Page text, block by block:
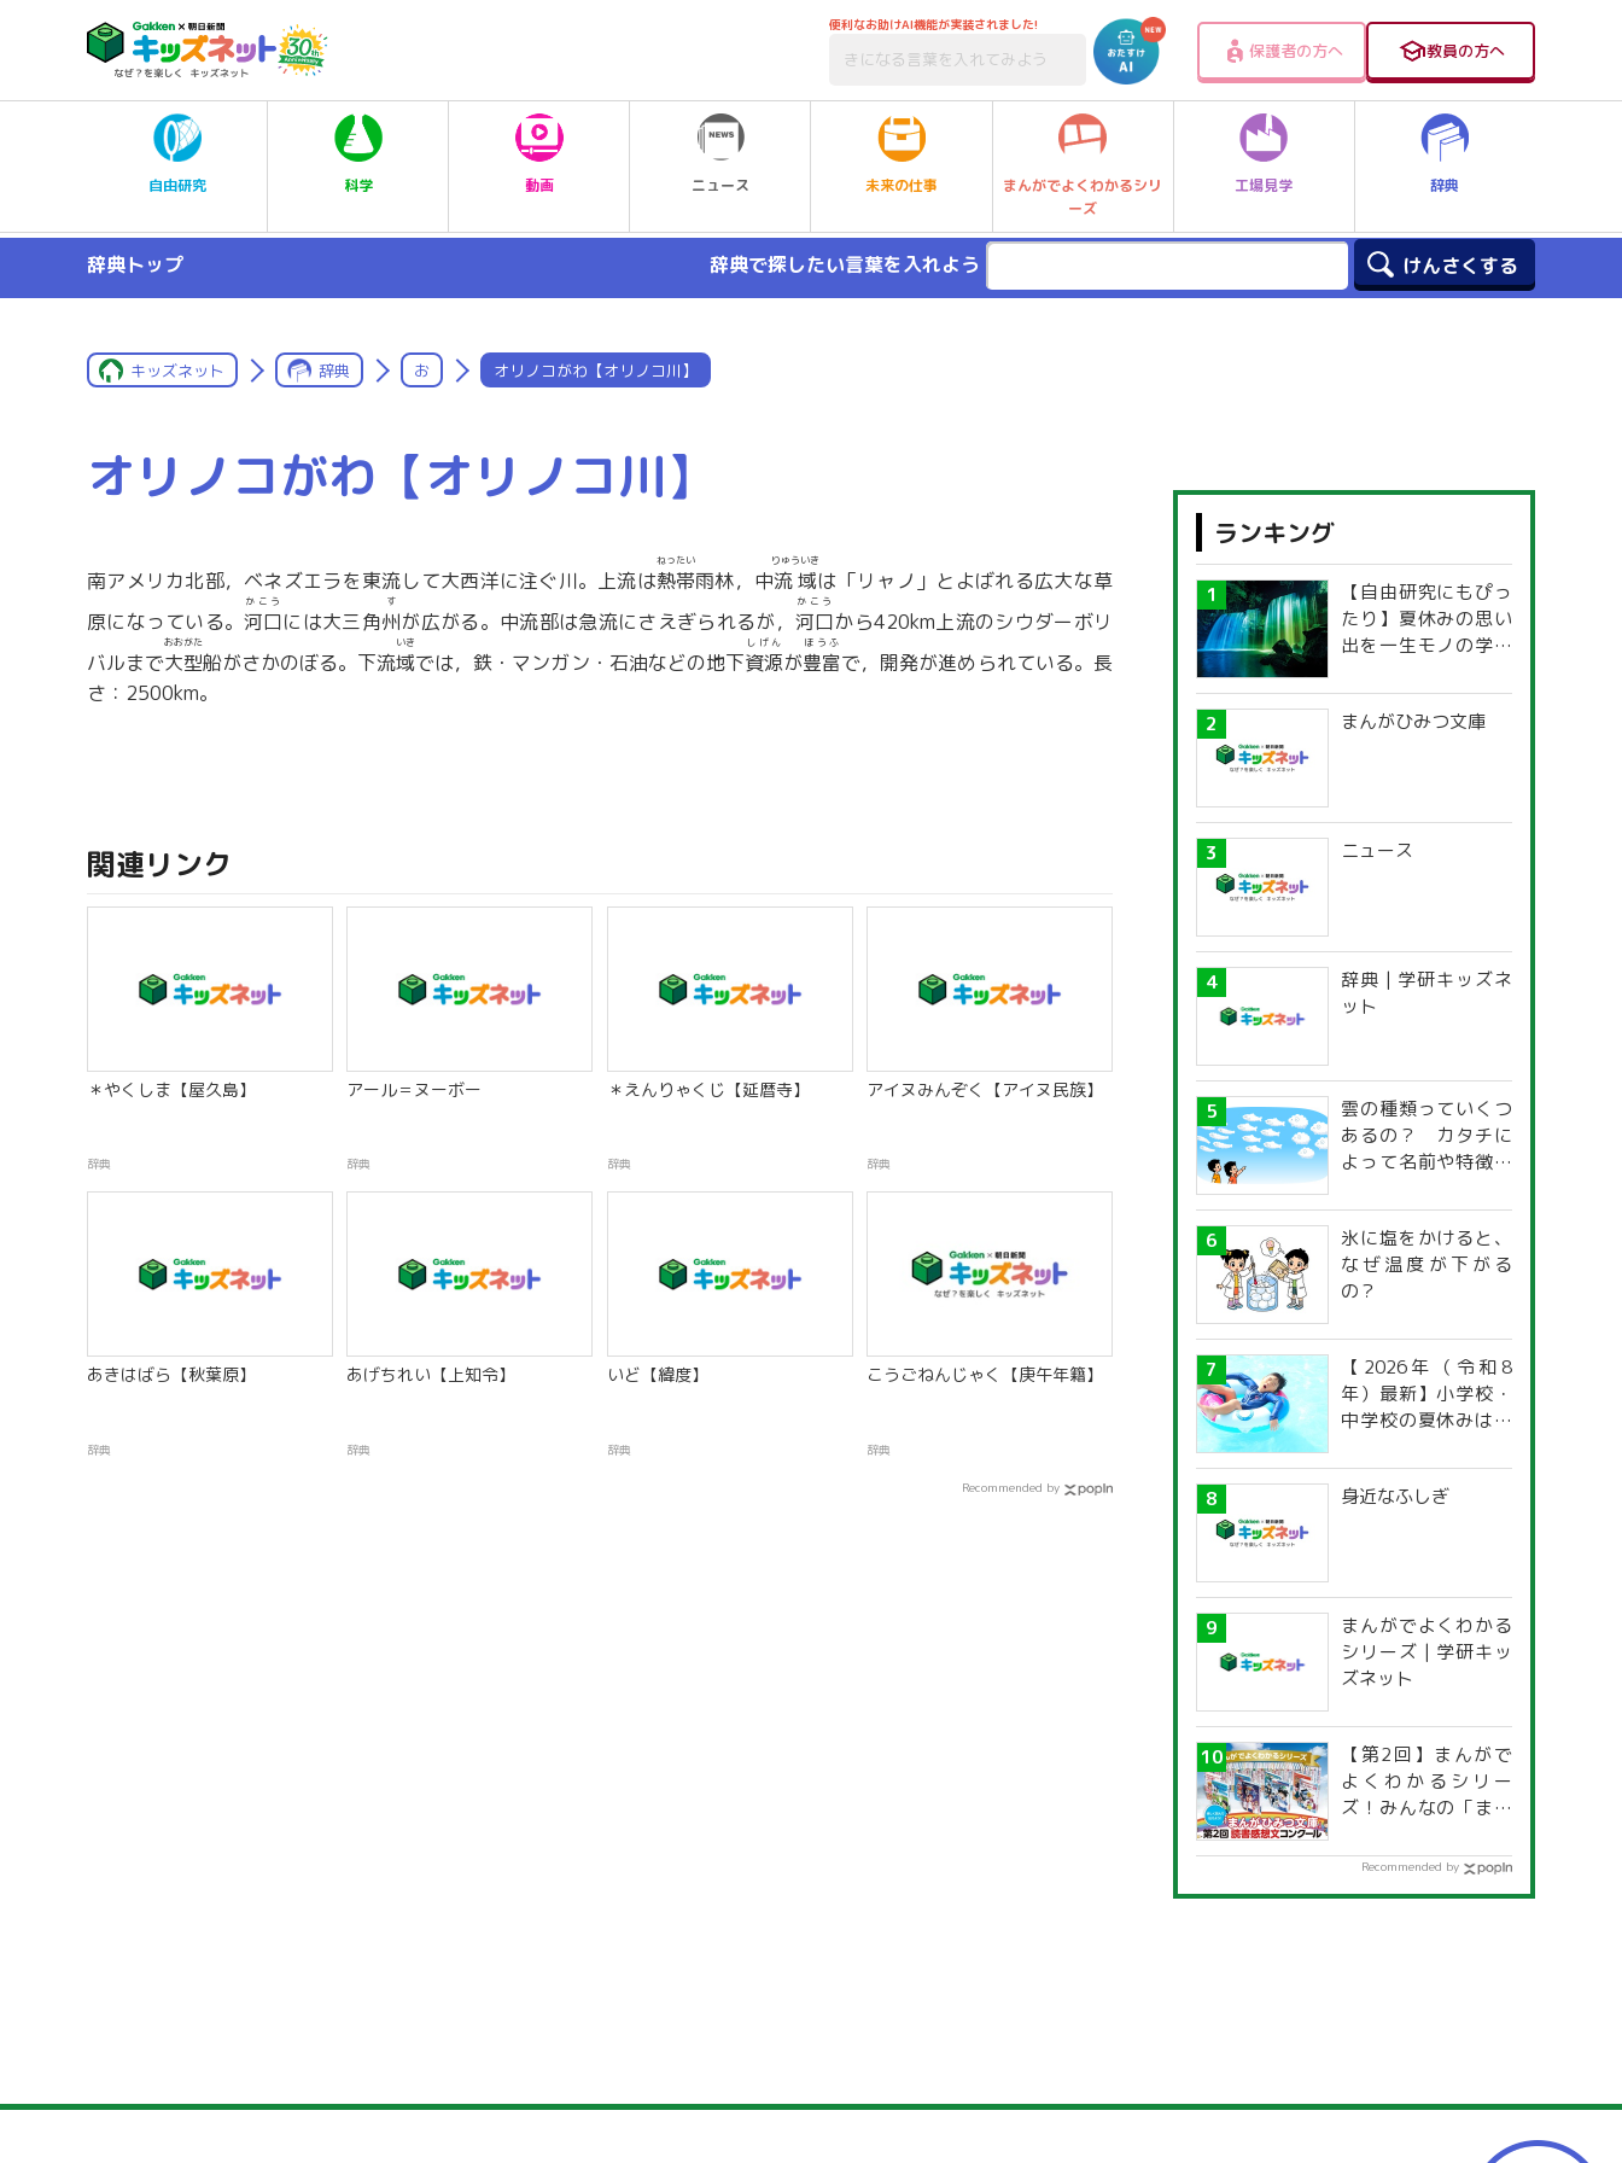
便利なお助けAI機能が実装されました!
保護者の方へ 教員の方へ
自由研究 科学 動画 ニュース 未来の仕事
まんがでよくわかるシリ
ーズ
工場見学 辞典
辞典トップ 辞典で探したい言葉を入れよう
キッズネット 辞典 お オリノコがわ【オリノコ川】
オリノコがわ【オリノコ川】
南アメリカ北部，ベネズエラを東流して大西洋に注ぐ川。上流は熱帯
ねったい
雨林，中流域
りゅういき
は「リャノ」とよばれる広大な草
原になっている。 河口
かこう
には大三角州
す
が広がる。中流部は急流にさえぎられるが， 河口
かこう
から420km上流のシウダーボリ
バルまで大型
おおがた
船がさかのぼる。下流域
いき
では，鉄・マンガン・石油などの地下資源
しげん
が豊富
ほうふ
で，開発が進められている。長
さ：2500km。
関連リンク
＊やくしま【屋久島】
辞典
アール＝ヌーボー
辞典
＊えんりゃくじ【延暦寺】
辞典
アイヌみんぞく【アイヌ民族】
辞典
あきはばら【秋葉原】
辞典
あげちれい【上知令】
辞典
いど【緯度】
辞典
こうごねんじゃく【庚午年籍】
辞典
Recommended by
ランキング
【自由研究にもぴっ
たり】夏休みの思い
出を一生モノの学び
探究ガイド
まんがひみつ文庫
ニュース
辞典 | 学研キッズネ
ット
雲の種類っていくつ
あるの？ カタチに
よって名前や特徴が
氷に塩をかけると、
なぜ温度が下がる
の？
【2026年（令和8
年）最新】小学校・
中学校の夏休みはい
道府県別「夏季休暇
一覧」
身近なふしぎ
まんがでよくわかる
シリーズ | 学研キッ
ズネット
【第2回】まんがで
よくわかるシリー
ズ！みんなの「まん
感想文コンクール
Recommended by